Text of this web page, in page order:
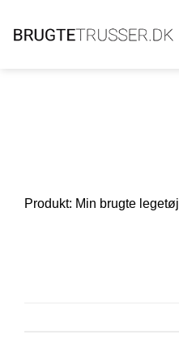
Produkt: Min brugte legetøj